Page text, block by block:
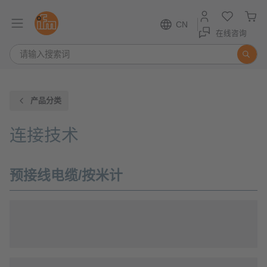
CN
在线咨询
产品分类
连接技术
预接线电缆/按米计